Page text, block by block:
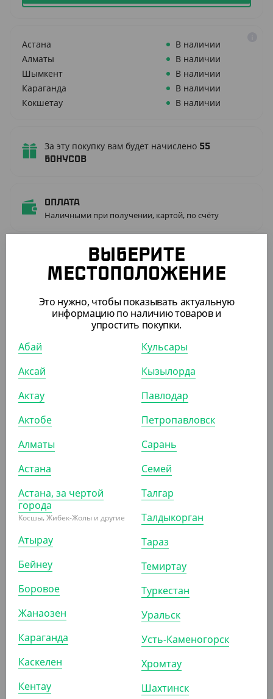
Астана
В наличии
Алматы
В наличии
Шымкент
В наличии
Караганда
В наличии
Кокшетау
В наличии
За эту покупку вам будет начислено 55
бонусов
Оплата
Наличными при получении, картой, по счёту
1000
Материал изготовления САХАР
Артикул
БЕЛЫЙ
ПОХОЖИЕ ТОВАРЫ
АРТ. 1304101
14 500₸
(2.90₸/ШТ)
Перец 0,25 г, пакетированный, 5000 шт/уп, Yan's
ВЫБЕРИТЕ
МЕСТОПОЛОЖЕНИЕ
Это нужно, чтобы показывать актуальную
информацию по наличию товаров и
упростить покупки.
Абай
Аксай
Актау
Актобе
Алматы
Астана
Астана, за чертой
города
Косшы, Жибек-Жолы и другие
Атырау
Бейнеу
Боровое
Жанаозен
Караганда
Каскелен
Кентау
Кульсары
Кызылорда
Павлодар
Петропавловск
Сарань
Семей
Талгар
Талдыкорган
Тараз
Темиртау
Туркестан
Уральск
Усть-Каменогорск
Хромтау
Шахтинск